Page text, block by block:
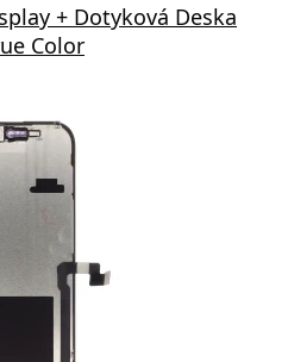
+ Dotyková Deska
Color